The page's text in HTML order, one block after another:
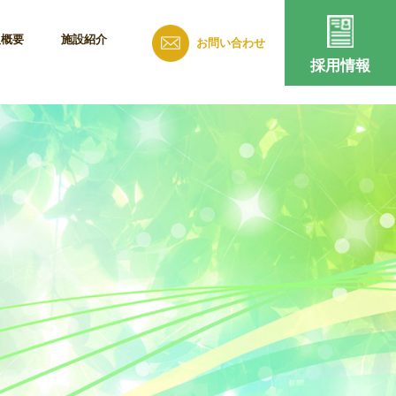
要 施設紹介 お問い合わせ
採用情報